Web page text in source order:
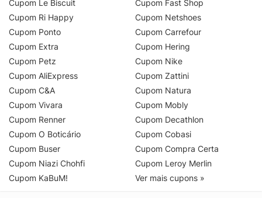
Cupom Le Biscuit
Cupom Ri Happy
Cupom Ponto
Cupom Extra
Cupom Petz
Cupom AliExpress
Cupom C&A
Cupom Vivara
Cupom Renner
Cupom O Boticário
Cupom Buser
Cupom Niazi Chohfi
Cupom KaBuM!
Cupom Fast Shop
Cupom Netshoes
Cupom Carrefour
Cupom Hering
Cupom Nike
Cupom Zattini
Cupom Natura
Cupom Mobly
Cupom Decathlon
Cupom Cobasi
Cupom Compra Certa
Cupom Leroy Merlin
Ver mais cupons »